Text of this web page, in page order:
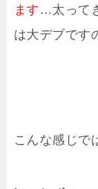
ます …太って
は大デブです
こんな感じで